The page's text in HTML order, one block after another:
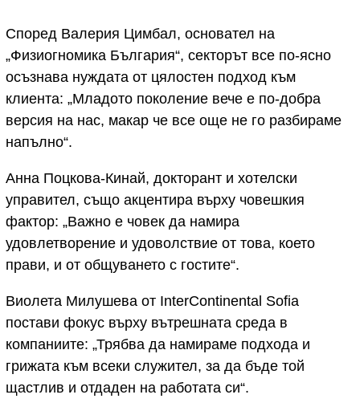
Според Валерия Цимбал, основател на
„Физиогномика България“, секторът все по-ясно
осъзнава нуждата от цялостен подход към
клиента: „Младото поколение вече е по-добра
версия на нас, макар че все още не го разбираме
напълно“.
Анна Поцкова-Кинай, докторант и хотелски
управител, също акцентира върху човешкия
фактор: „Важно е човек да намира
удовлетворение и удоволствие от това, което
прави, и от общуването с гостите“.
Виолета Милушева от InterContinental Sofia
постави фокус върху вътрешната среда в
компаниите: „Трябва да намираме подхода и
грижата към всеки служител, за да бъде той
щастлив и отдаден на работата си“.